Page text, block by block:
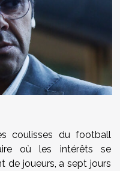
coulisses du football
où les intérêts se
de joueurs, a sept jours